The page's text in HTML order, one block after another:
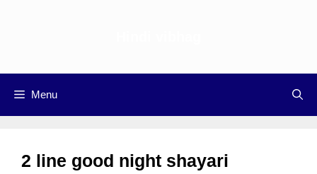
Menu
2 line good night shayari